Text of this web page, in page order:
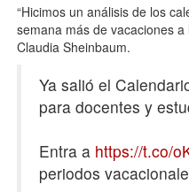
“Hicimos un análisis de los
semana más de vacaciones
Claudia Sheinbaum.
Ya salió el
para docentes y
Entra a https://t.co/
periodos